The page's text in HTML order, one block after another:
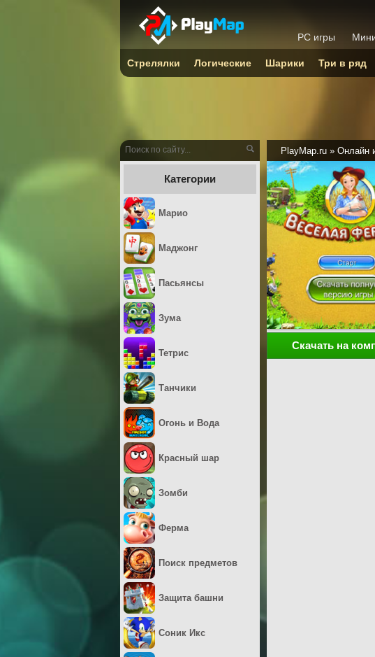
PlayMap.ru » Онлайн
Скачать на
Категории
Марио
Маджонг
Пасьянсы
Зума
Тетрис
Танчики
Огонь и Вода
Красный шар
Зомби
Ферма
Поиск предметов
Защита башни
Соник Икс
PC игры
Стрелялки Логические Шарики Три в ряд